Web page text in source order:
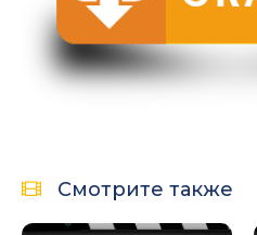
Смотрите также